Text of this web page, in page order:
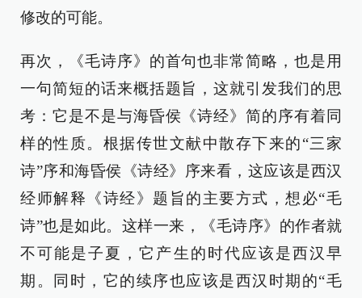
修改的可能。
再次，《毛诗序》的首句也非常简略，也是用
一句简短的话来概括题旨，这就引发我们的思
考：它是不是与海昏侯《诗经》简的序有着同
样的性质。根据传世文献中散存下来的“三家
诗”序和海昏侯《诗经》序来看，这应该是西汉
经师解释《诗经》题旨的主要方式，想必“毛
诗”也是如此。这样一来，《毛诗序》的作者就
不可能是子夏，它产生的时代应该是西汉早
期。同时，它的续序也应该是西汉时期的“毛